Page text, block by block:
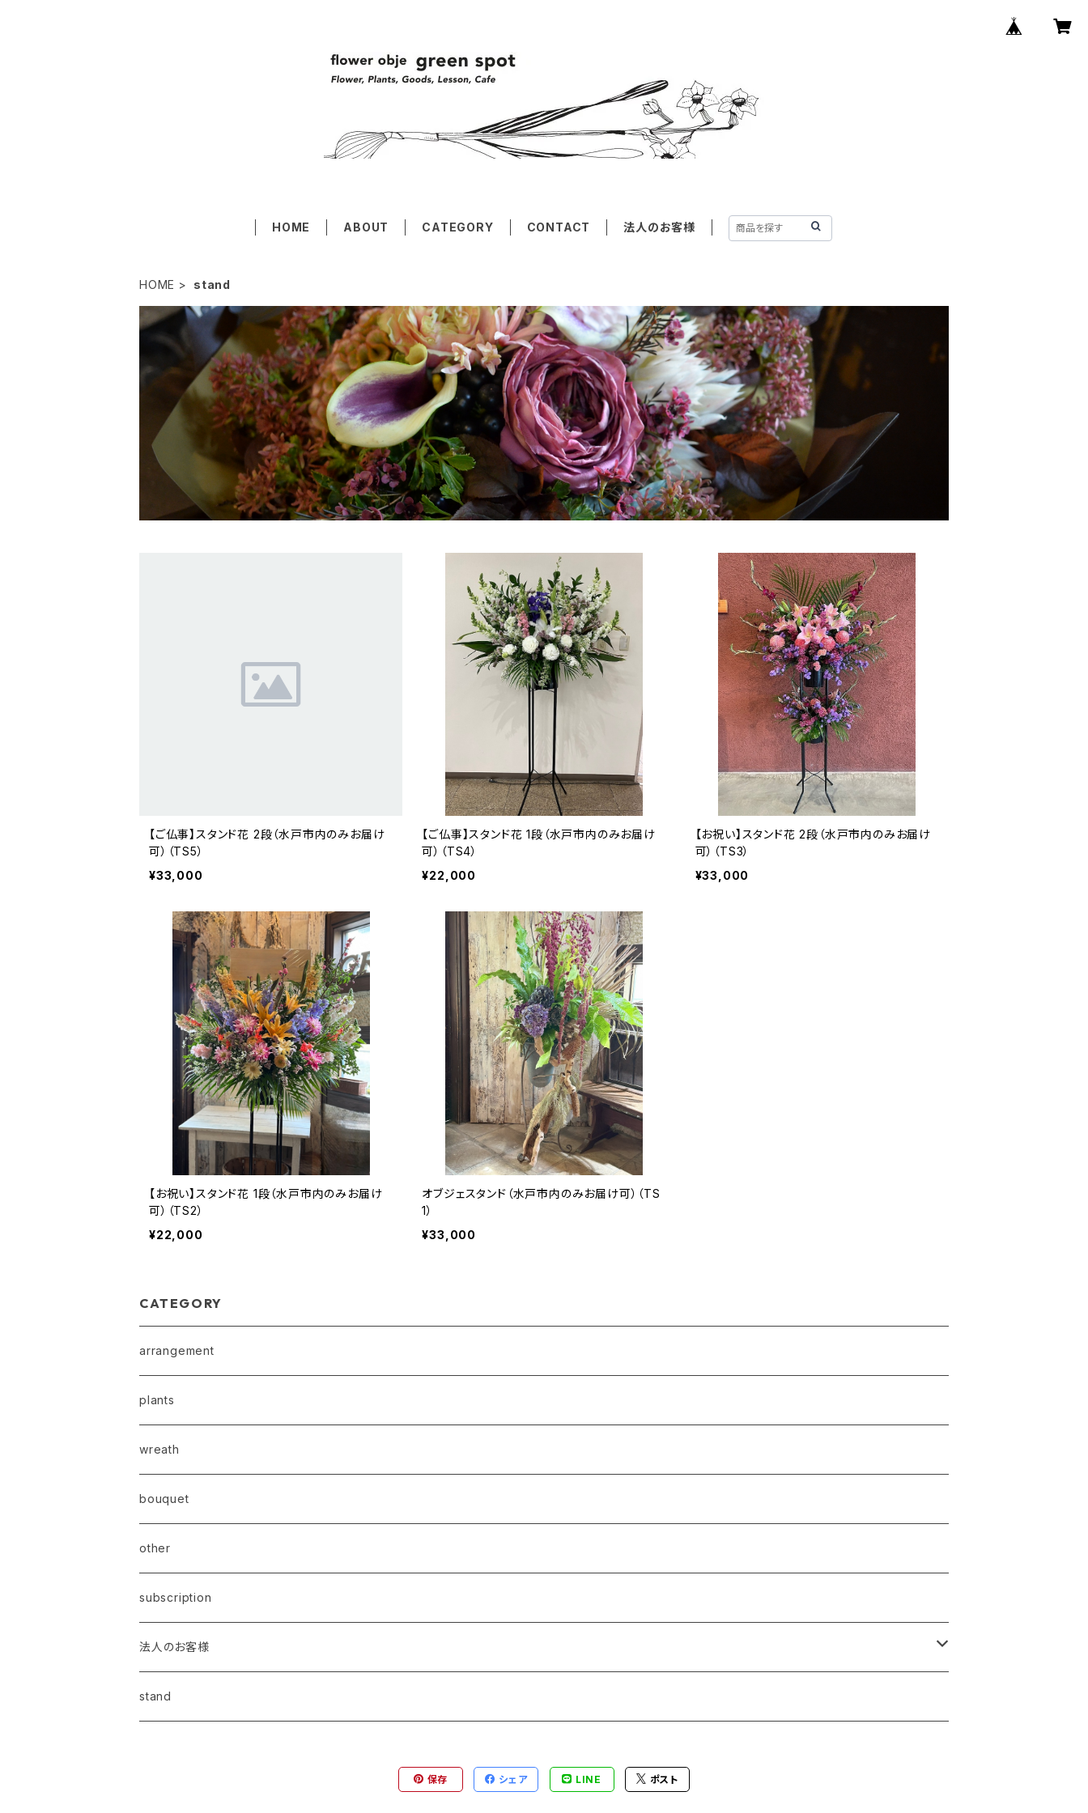
HOME ABOUT CATEGORY CONTACT 法人のお客様
HOME stand
【ご仏事】スタンド花 2段（水戸市内のみお届け
可）（TS5）
¥33,000
【ご仏事】スタンド花 1段（水戸市内のみお届け
可）（TS4）
¥22,000
【お祝い】スタンド花 2段（水戸市内のみお届け
可）（TS3）
¥33,000
【お祝い】スタンド花 1段（水戸市内のみお届け
可）（TS2）
¥22,000
オブジェスタンド（水戸市内のみお届け可）（TS
1）
¥33,000
CATEGORY
arrangement
plants
wreath
bouquet
other
subscription
法人のお客様
昇進・昇格祝い
stand
保存 シェア LINE ポスト